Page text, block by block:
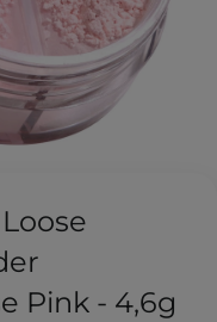
Pink - 4,6g